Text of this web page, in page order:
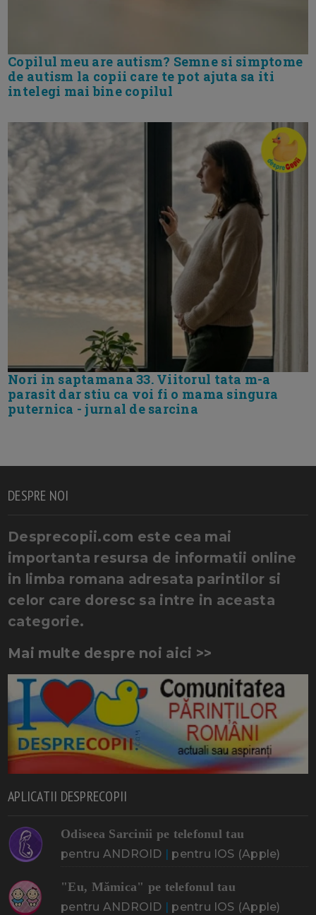
Copilul meu are autism? Semne si simptome
de autism la copii care te pot ajuta sa iti
intelegi mai bine copilul
Nori in saptamana 33. Viitorul tata m-a
parasit dar stiu ca voi fi o mama singura
puternica - jurnal de sarcina
DESPRE NOI
Desprecopii.com este cea mai
importanta resursa de informatii online
in limba romana adresata parintilor si
celor care doresc sa intre in aceasta
categorie.
Mai multe despre noi aici >>
APLICATII DESPRECOPII
Odiseea Sarcinii pe telefonul tau
pentru ANDROID pentru IOS (Apple)
"Eu, Mămica" pe telefonul tau
pentru ANDROID pentru IOS (Apple)